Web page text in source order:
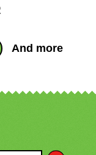
And more